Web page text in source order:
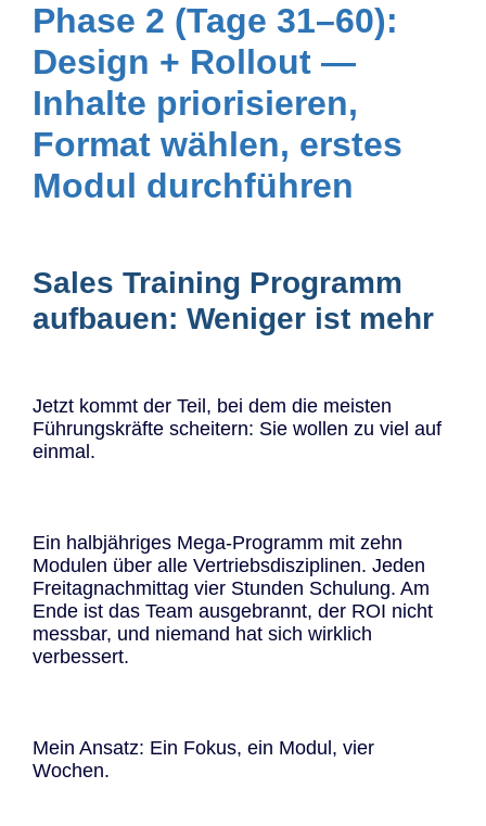
Phase 2 (Tage 31–60):
Design + Rollout —
Inhalte priorisieren,
Format wählen, erstes
Modul durchführen
Sales Training Programm
aufbauen: Weniger ist mehr
Jetzt kommt der Teil, bei dem die meisten
Führungskräfte scheitern: Sie wollen zu viel auf
einmal.
Ein halbjähriges Mega-Programm mit zehn
Modulen über alle Vertriebsdisziplinen. Jeden
Freitagnachmittag vier Stunden Schulung. Am
Ende ist das Team ausgebrannt, der ROI nicht
messbar, und niemand hat sich wirklich
verbessert.
Mein Ansatz: Ein Fokus, ein Modul, vier
Wochen.